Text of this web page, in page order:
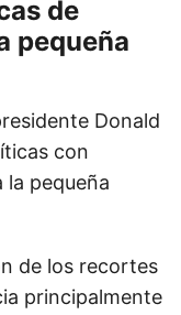
de
pequeña
Donald
con
la pequeña
de los recortes
principalmente